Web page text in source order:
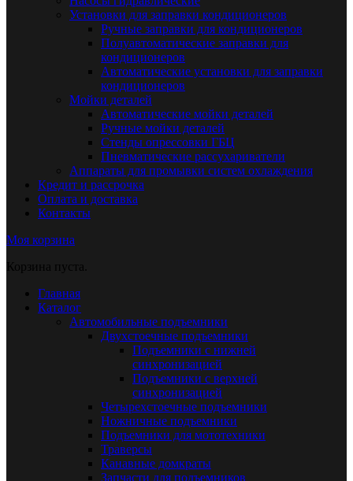
Установки для заправки кондиционеров
Ручные заправки для кондиционеров
Полуавтоматические заправки для
кондиционеров
Автоматические установки для заправки
кондиционеров
Мойки деталей
Автоматические мойки деталей
Ручные мойки деталей
Стенды опрессовки ГБЦ
Пневматические рассухариватели
Аппараты для промывки систем охлаждения
Кредит и рассрочка
Оплата и доставка
Контакты
Моя корзина
Корзина пуста.
Главная
Каталог
Автомобильные подъемники
Двухстоечные подъемники
Подъемники с нижней
синхронизацией
Подъемники с верхней
синхронизацией
Четырехстоечные подъемники
Ножничные подъемники
Подъемники для мототехники
Траверсы
Канавные домкраты
Запчасти для подъемников